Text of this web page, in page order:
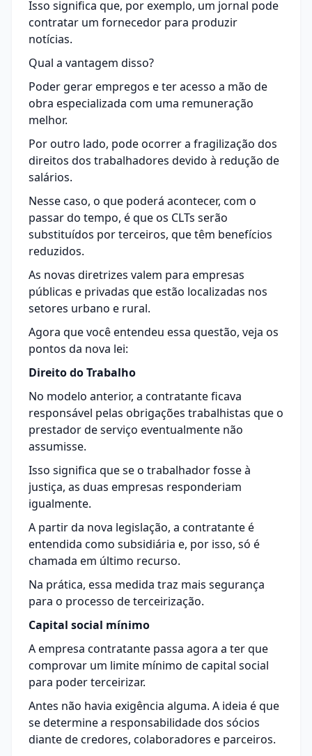
Isso significa que, por exemplo, um jornal pode
contratar um fornecedor para produzir
notícias.
Qual a vantagem disso?
Poder gerar empregos e ter acesso a mão de
obra especializada com uma remuneração
melhor.
Por outro lado, pode ocorrer a fragilização dos
direitos dos trabalhadores devido à redução de
salários.
Nesse caso, o que poderá acontecer, com o
passar do tempo, é que os CLTs serão
substituídos por terceiros, que têm benefícios
reduzidos.
As novas diretrizes valem para empresas
públicas e privadas que estão localizadas nos
setores urbano e rural.
Agora que você entendeu essa questão, veja os
pontos da nova lei:
Direito do Trabalho
No modelo anterior, a contratante ficava
responsável pelas obrigações trabalhistas que o
prestador de serviço eventualmente não
assumisse.
Isso significa que se o trabalhador fosse à
justiça, as duas empresas responderiam
igualmente.
A partir da nova legislação, a contratante é
entendida como subsidiária e, por isso, só é
chamada em último recurso.
Na prática, essa medida traz mais segurança
para o processo de terceirização.
Capital social mínimo
A empresa contratante passa agora a ter que
comprovar um limite mínimo de capital social
para poder terceirizar.
Antes não havia exigência alguma. A ideia é que
se determine a responsabilidade dos sócios
diante de credores, colaboradores e parceiros.